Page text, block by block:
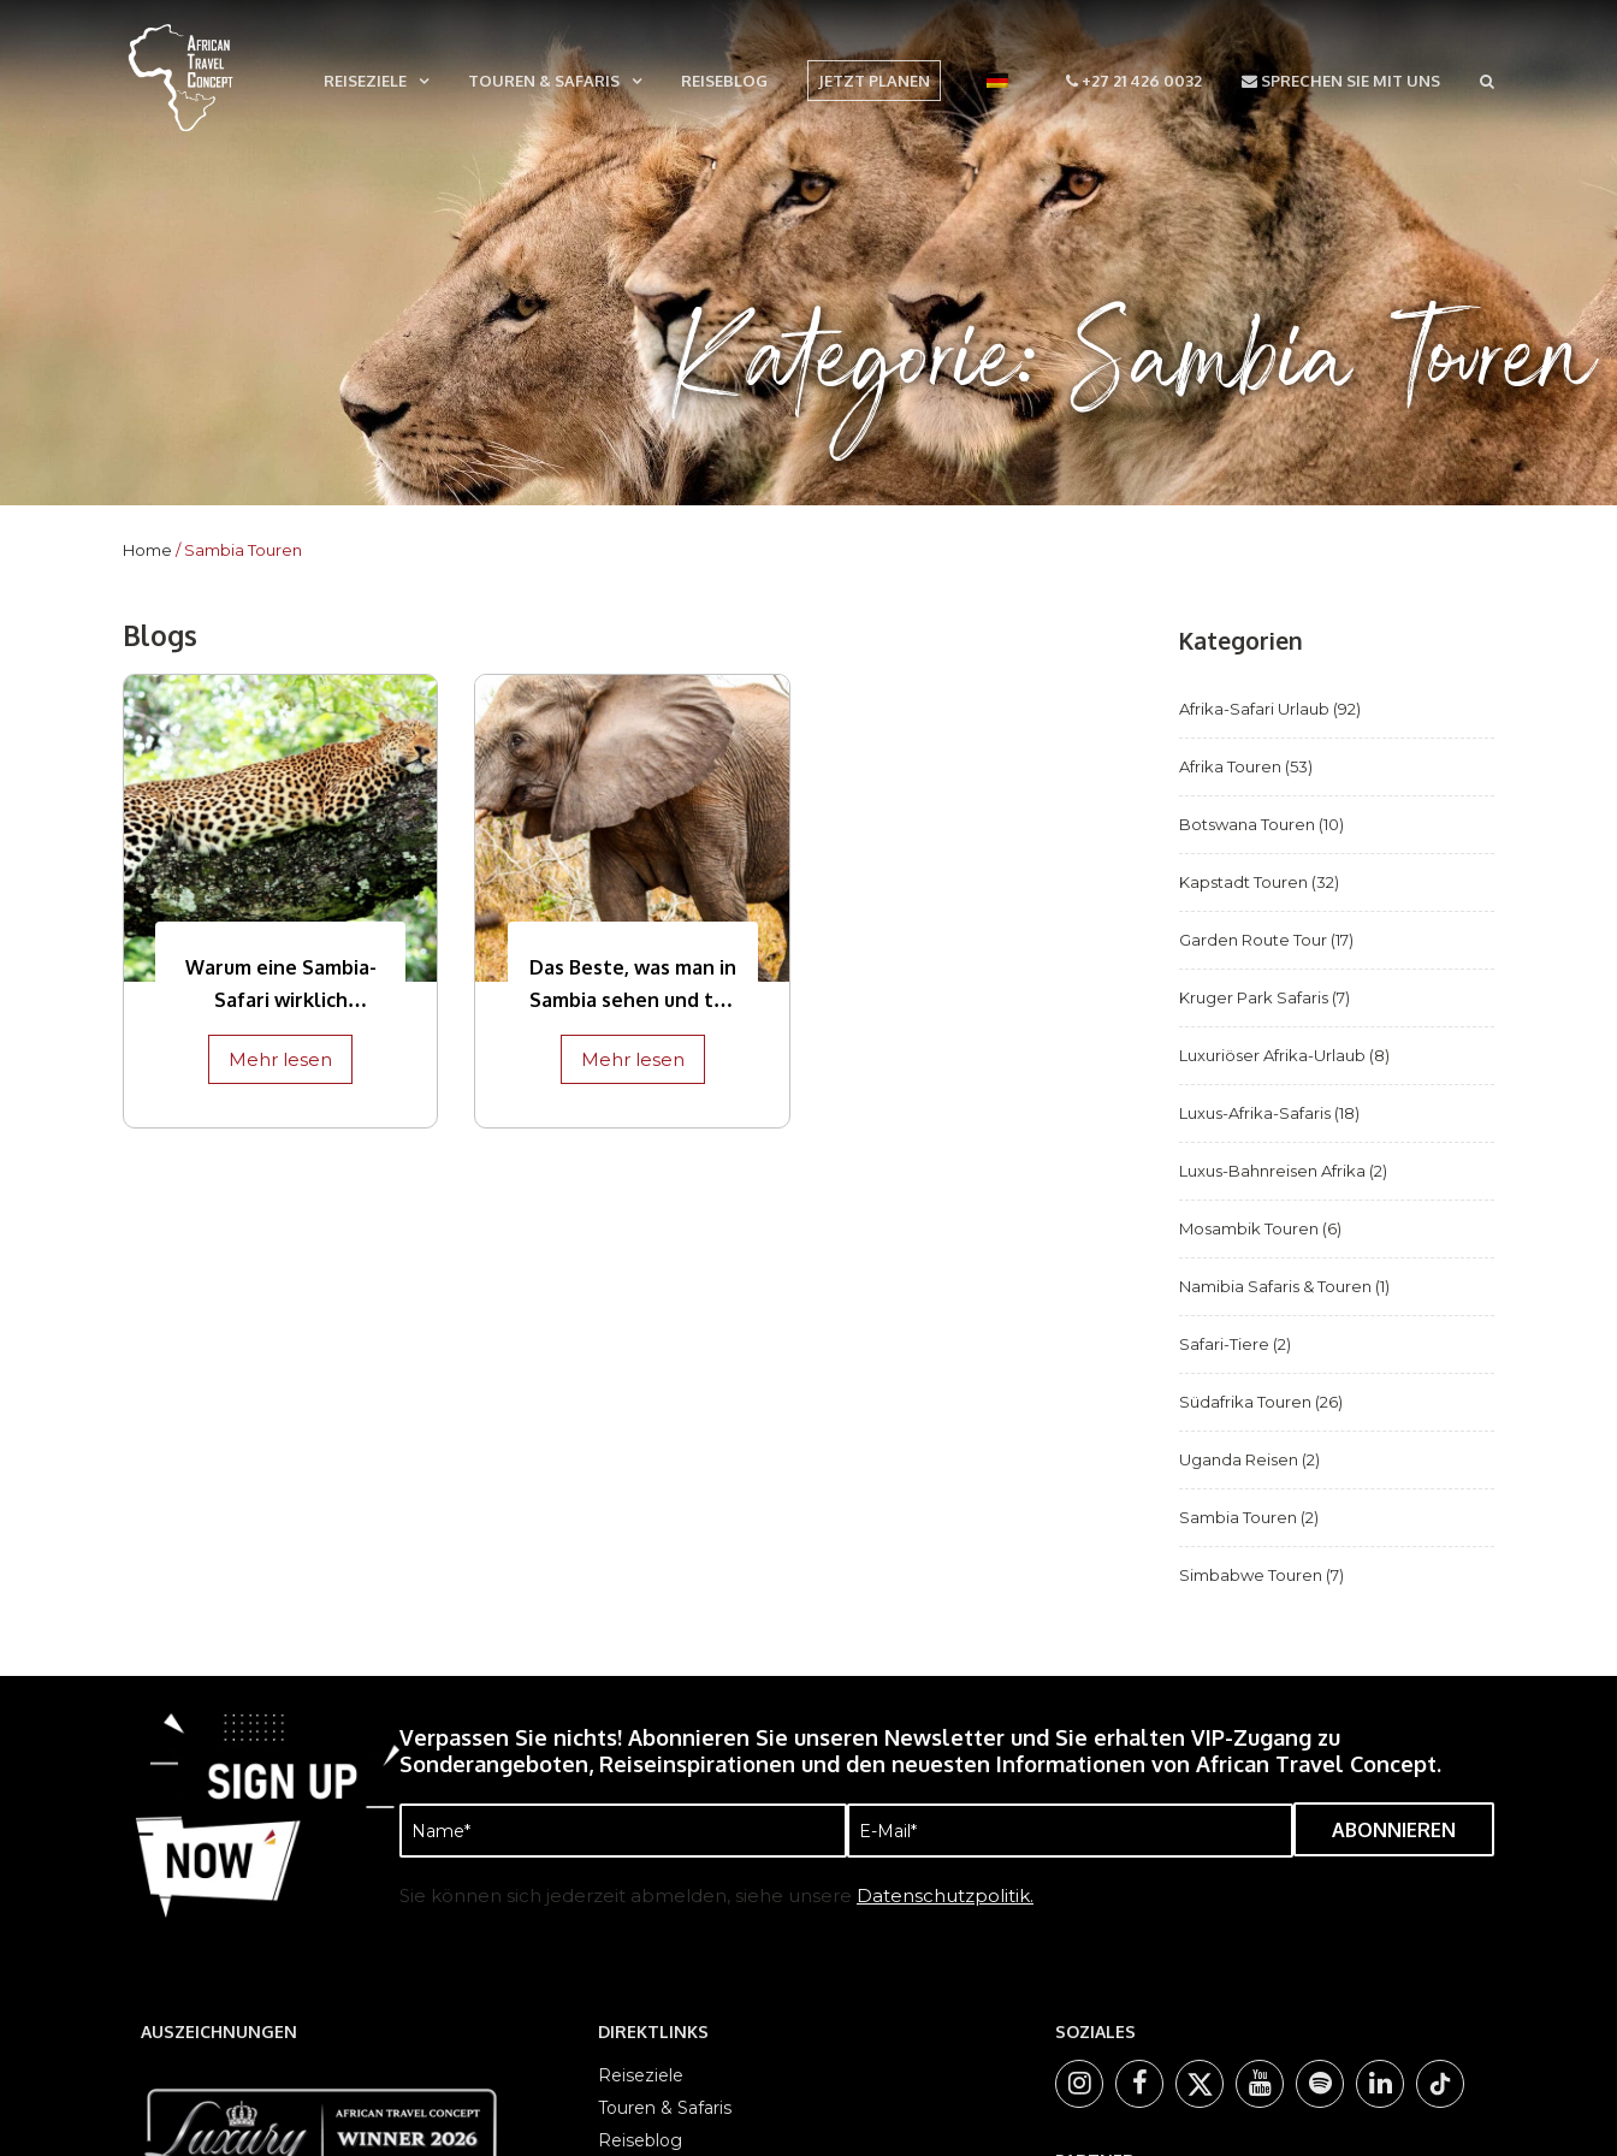
REISEZIELE TOUREN & SAFARIS REISEBLOG JETZT PLANEN +27 21 426 0032 SPRECHEN SIE MIT UNS
Kategorie: Sambia Touren
Home Sambia Touren
Blogs
Warum eine Sambia-
Safari wirklich
unumgänglich ist
Mehr lesen
Das Beste, was man in
Sambia sehen und tun
kann
Mehr lesen
Kategorien
Afrika-Safari Urlaub (92)
Afrika Touren (53)
Botswana Touren (10)
Kapstadt Touren (32)
Garden Route Tour(17)
Kruger Park Safaris(7)
Luxuriöser Afrika-Urlaub (8)
Luxus-Afrika-Safaris(18)
Luxus-Bahnreisen Afrika (2)
Mosambik Touren (6)
Namibia Safaris & Touren (1)
Safari-Tiere (2)
Südafrika Touren (26)
Uganda Reisen (2)
Sambia Touren (2)
Simbabwe Touren (7)
Verpassen Sie nichts! Abonnieren Sie unseren Newsletter und Sie erhalten VIP-Zugang zu
Sonderangeboten, Reiseinspirationen und den neuesten Informationen von African Travel Concept.
(erforderlich)
Mail
Sie können sich jederzeit abmelden, siehe unsere Datenschutzpolitik.
AUSZEICHNUNGEN DIREKTLINKS
Reiseziele
Touren & Safaris
Reiseblog
SOZIALES